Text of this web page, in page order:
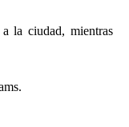
la ciudad, mientras